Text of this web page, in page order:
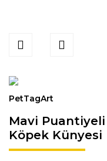
PetTagArt
Mavi
Köpek Künyesi